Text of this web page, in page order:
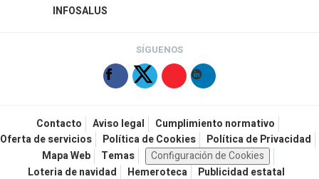
INFOSALUS
SÍGUENOS
Contacto Aviso legal
Cumplimiento normativo
Oferta de servicios
Política de Cookies
Política de Privacidad
Mapa Web
Temas
Configuración de Cookies
Loteria de navidad
Hemeroteca Publicidad estatal